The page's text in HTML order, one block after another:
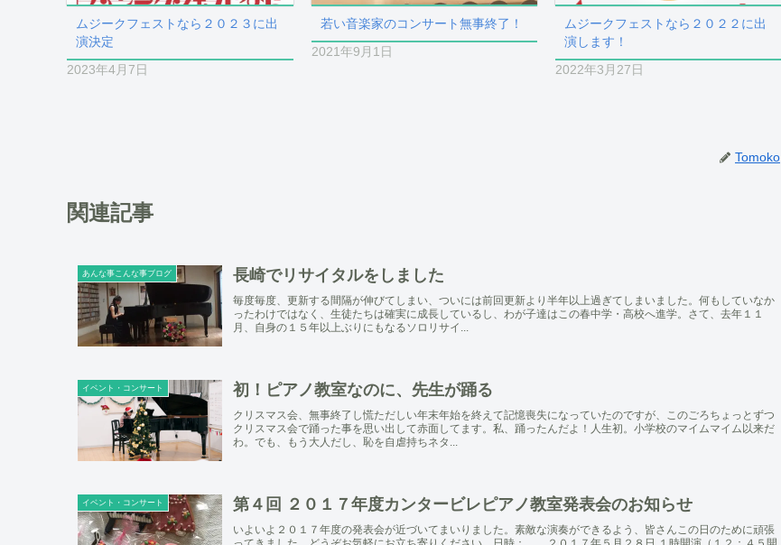
ムジークフェストなら２０２３に出
演決定
2023年4月7日
若い音楽家のコンサート無事終了！
2021年9月1日
ムジークフェストなら２０２２に出
演します！
2022年3月27日
Tomoko
関連記事
あんな事こんな事ブログ 長崎でリサイタルをしました
毎度毎度、更新する間隔が伸びてしまい、ついには前回更新より半年以上過ぎてしまいました。何もしていなか
ったわけではなく、生徒たちは確実に成長しているし、わが子達はこの春中学・高校へ進学。さて、去年１１
月、自身の１５年以上ぶりにもなるソロリサイ...
イベント・コンサート 初！ピアノ教室なのに、先生が踊る
クリスマス会、無事終了し慌ただしい年末年始を終えて記憶喪失になっていたのですが、このごろちょっとずつ
クリスマス会で踊った事を思い出して赤面してます。私、踊ったんだよ！人生初。小学校のマイムマイム以来だ
わ。でも、もう大人だし、恥を自虐持ちネタ...
イベント・コンサート 第４回 ２０１７年度カンタービレピアノ教室発表会のお知らせ
いよいよ２０１７年度の発表会が近づいてまいりました。素敵な演奏ができるよう、皆さんこの日のために頑張